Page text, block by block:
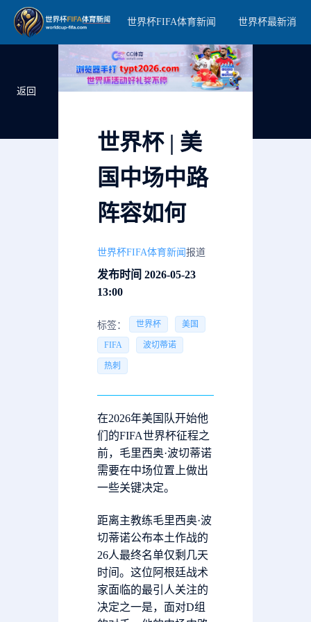
世界杯FIFA体育新闻 世界杯最新消息
返回
世界杯 | 美
国中场中路
阵容如何
世界杯FIFA体育新闻 报道
发布时间 2026-05-23
13:00
标签： 世界杯 美国
FIFA 波切蒂诺
热刺
在2026年美国队开始他
们的FIFA世界杯征程之
前，毛里西奥·波切蒂诺
需要在中场位置上做出
一些关键决定。
距离主教练毛里西奥·波
切蒂诺公布本土作战的
26人最终名单仅剩几天
时间。这位阿根廷战术
家面临的最引人关注的
决定之一是，面对D组